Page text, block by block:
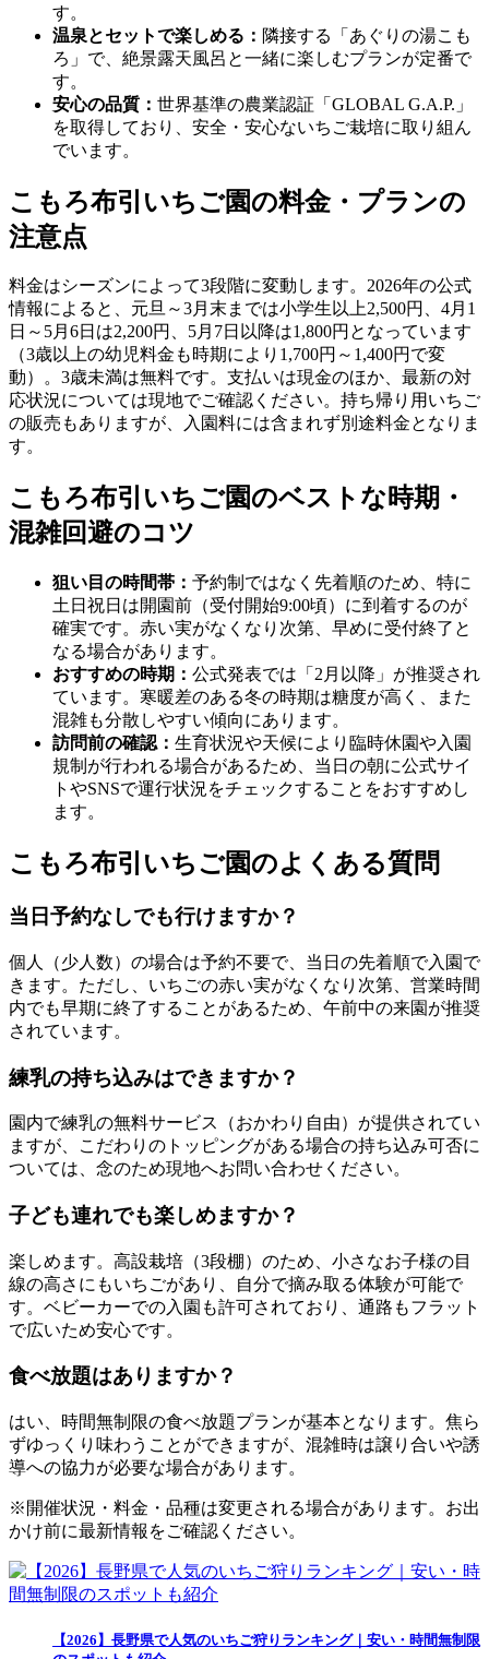
す。
温泉とセットで楽しめる： 隣接する「あぐりの湯こも
ろ」で、絶景露天風呂と一緒に楽しむプランが定番で
す。
安心の品質： 世界基準の農業認証「GLOBAL G.A.P.」
を取得しており、安全・安心ないちご栽培に取り組ん
でいます。
こもろ布引いちご園の料金・プランの
注意点
料金はシーズンによって3段階に変動します。2026年の公式
情報によると、元旦～3月末までは小学生以上2,500円、4月1
日～5月6日は2,200円、5月7日以降は1,800円となっています
（3歳以上の幼児料金も時期により1,700円～1,400円で変
動）。3歳未満は無料です。支払いは現金のほか、最新の対
応状況については現地でご確認ください。持ち帰り用いちご
の販売もありますが、入園料には含まれず別途料金となりま
す。
こもろ布引いちご園のベストな時期・
混雑回避のコツ
狙い目の時間帯： 予約制ではなく先着順のため、特に
土日祝日は開園前（受付開始9:00頃）に到着するのが
確実です。赤い実がなくなり次第、早めに受付終了と
なる場合があります。
おすすめの時期： 公式発表では「2月以降」が推奨され
ています。寒暖差のある冬の時期は糖度が高く、また
混雑も分散しやすい傾向にあります。
訪問前の確認： 生育状況や天候により臨時休園や入園
規制が行われる場合があるため、当日の朝に公式サイ
トやSNSで運行状況をチェックすることをおすすめし
ます。
こもろ布引いちご園のよくある質問
当日予約なしでも行けますか？
個人（少人数）の場合は予約不要で、当日の先着順で入園で
きます。ただし、いちごの赤い実がなくなり次第、営業時間
内でも早期に終了することがあるため、午前中の来園が推奨
されています。
練乳の持ち込みはできますか？
園内で練乳の無料サービス（おかわり自由）が提供されてい
ますが、こだわりのトッピングがある場合の持ち込み可否に
ついては、念のため現地へお問い合わせください。
子ども連れでも楽しめますか？
楽しめます。高設栽培（3段棚）のため、小さなお子様の目
線の高さにもいちごがあり、自分で摘み取る体験が可能で
す。ベビーカーでの入園も許可されており、通路もフラット
で広いため安心です。
食べ放題はありますか？
はい、時間無制限の食べ放題プランが基本となります。焦ら
ずゆっくり味わうことができますが、混雑時は譲り合いや誘
導への協力が必要な場合があります。
※開催状況・料金・品種は変更される場合があります。お出
かけ前に最新情報をご確認ください。
【2026】長野県で人気のいちご狩りランキング｜安い・時間無制限